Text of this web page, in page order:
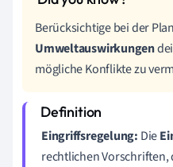
Berücksichtige bei der
Umweltauswirkungen
mögliche Konflikte zu
Eingriffsregelung: Die
rechtlichen